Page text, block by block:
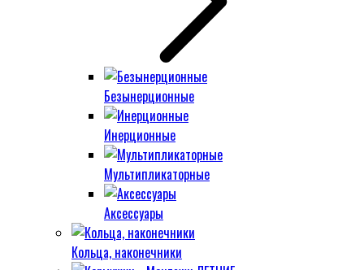
Безынерционные
Инерционные
Мультипликаторные
Аксессуары
Кольца, наконечники